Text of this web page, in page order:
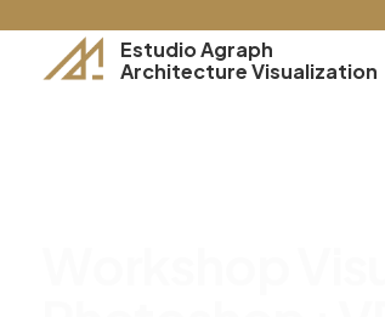
Architecture Visualization
Estudio Agraph